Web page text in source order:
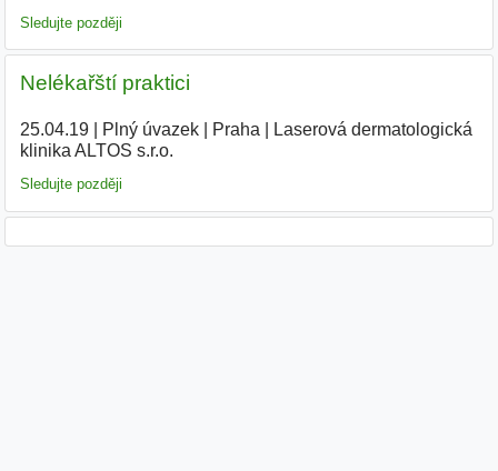
Sledujte později
Nelékařští praktici
25.04.19| Plný úvazek| Praha
Laserová dermatologická
klinika ALTOS s.r.o.
Sledujte později